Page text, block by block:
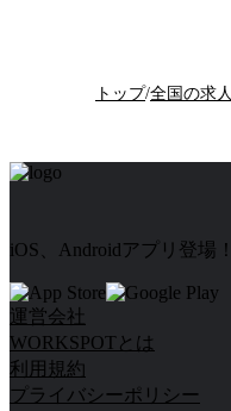
トップ/全国の求人
iOS、Androidアプリ登場！
運営会社
WORKSPOTとは
利用規約
プライバシーポリシー